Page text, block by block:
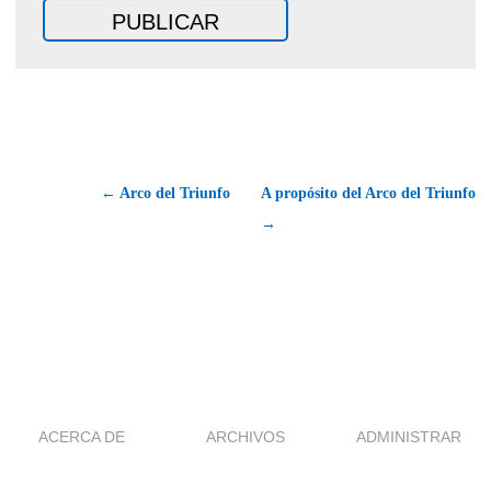
← Arco del Triunfo
A propósito del Arco del Triunfo
→
ACERCA DE ARCHIVOS ADMINISTRAR